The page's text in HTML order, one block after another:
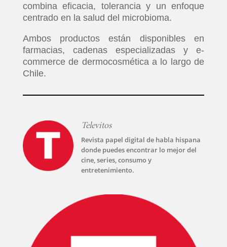
combina eficacia, tolerancia y un enfoque
centrado en la salud del microbioma.
Ambos productos están disponibles en
farmacias, cadenas especializadas y e-
commerce de dermocosmética a lo largo de
Chile.
Televitos
Revista papel digital de habla hispana
donde puedes encontrar lo mejor del
cine, series, consumo y
entretenimiento.